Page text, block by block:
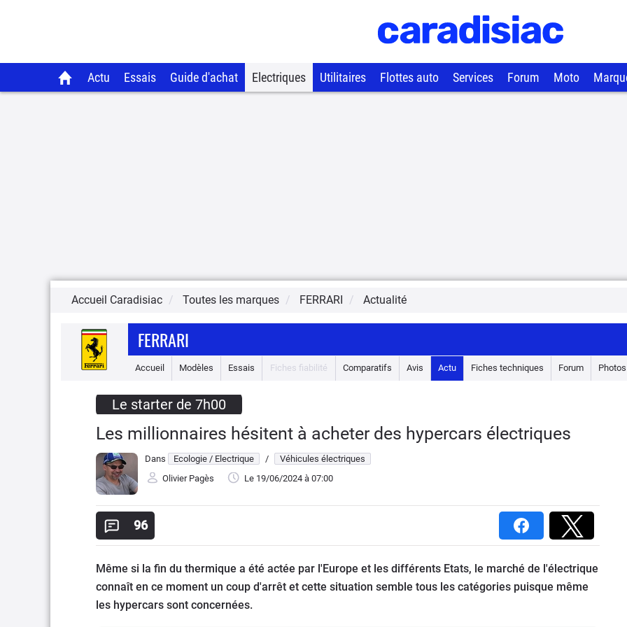
Actu Essais Guide d'achat Electriques Utilitaires Flottes auto Services Forum Moto
Accueil Caradisiac Toutes les marques FERRARI Actualité
FERRARI
Accueil Modèles Essais Fiches fiabilité Comparatifs Avis Actu Fiches techniques Forum Photos
Le starter de 7h00
Les millionnaires hésitent à acheter des hypercars électriques
Dans Ecologie / Electrique /
Véhicules électriques
Olivier Pagès
Le 19/06/2024 à 07:00
96
Même si la fin du thermique a été actée par l'Europe et les différents Etats, le marché de l'électrique
connaît en ce moment un coup d'arrêt et cette situation semble tous les catégories puisque même
les hypercars sont concernées.